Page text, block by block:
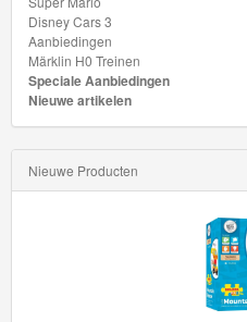
Disney Cars 3
Aanbiedingen
Märklin H0 Treinen
Speciale Aanbiedingen
Nieuwe artikelen
Nieuwe Producten